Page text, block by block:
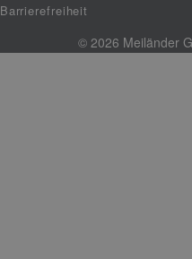
Barrierefreiheit
© 2026 Meiländer